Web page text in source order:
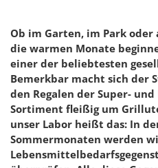
Ob im Garten, im Park oder
die warmen Monate
einer der beliebtesten
Bemerkbar macht sich der
den Regalen der Super-
Sortiment fleißig um
unser Labor heißt das: In
Sommermonaten werden